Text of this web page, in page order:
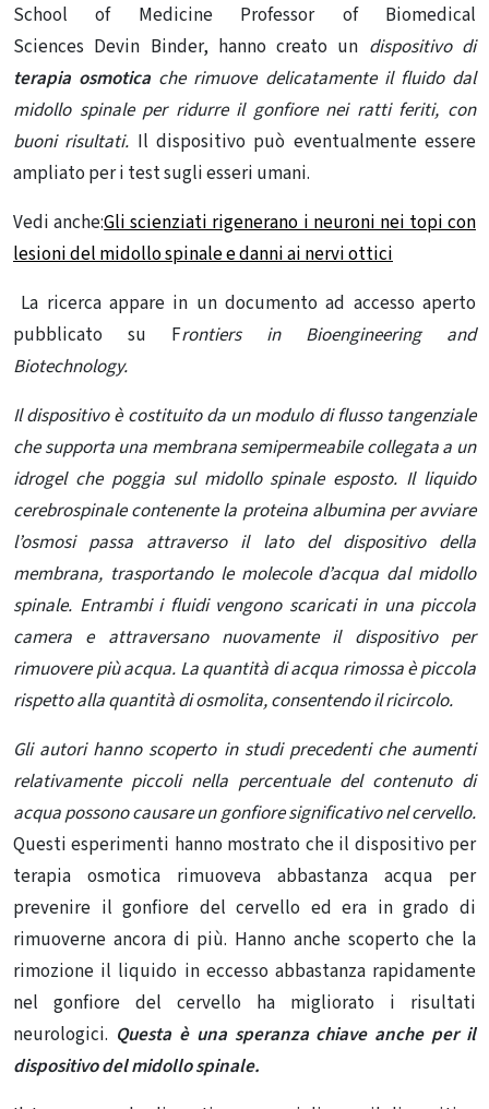
School of Medicine Professor of Biomedical
Sciences Devin Binder, hanno creato un dispositivo di
terapia osmotica che rimuove delicatamente il fluido dal
midollo spinale per ridurre il gonfiore nei ratti feriti, con
buoni risultati. Il dispositivo può eventualmente essere
ampliato per i test sugli esseri umani.
Vedi anche:Gli scienziati rigenerano i neuroni nei topi con
lesioni del midollo spinale e danni ai nervi ottici
La ricerca appare in un documento ad accesso aperto
pubblicato su Frontiers in Bioengineering and
Biotechnology.
Il dispositivo è costituito da un modulo di flusso tangenziale
che supporta una membrana semipermeabile collegata a un
idrogel che poggia sul midollo spinale esposto. Il liquido
cerebrospinale contenente la proteina albumina per avviare
l’osmosi passa attraverso il lato del dispositivo della
membrana, trasportando le molecole d’acqua dal midollo
spinale. Entrambi i fluidi vengono scaricati in una piccola
camera e attraversano nuovamente il dispositivo per
rimuovere più acqua. La quantità di acqua rimossa è piccola
rispetto alla quantità di osmolita, consentendo il ricircolo.
Gli autori hanno scoperto in studi precedenti che aumenti
relativamente piccoli nella percentuale del contenuto di
acqua possono causare un gonfiore significativo nel cervello.
Questi esperimenti hanno mostrato che il dispositivo per
terapia osmotica rimuoveva abbastanza acqua per
prevenire il gonfiore del cervello ed era in grado di
rimuoverne ancora di più. Hanno anche scoperto che la
rimozione il liquido in eccesso abbastanza rapidamente
nel gonfiore del cervello ha migliorato i risultati
neurologici. Questa è una speranza chiave anche per il
dispositivo del midollo spinale.